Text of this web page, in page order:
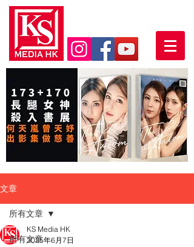
文章
所有文章
所有文章
KS Media HK
2025年6月7日